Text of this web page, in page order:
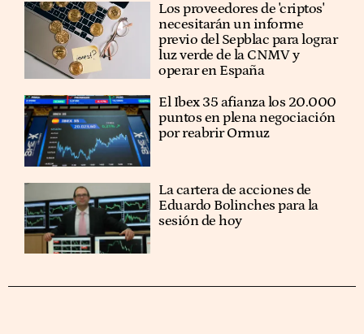
Los proveedores de 'criptos'
necesitarán un informe
previo del Sepblac para lograr
luz verde de la CNMV y
operar en España
El Ibex 35 afianza los 20.000
puntos en plena negociación
por reabrir Ormuz
La cartera de acciones de
Eduardo Bolinches para la
sesión de hoy